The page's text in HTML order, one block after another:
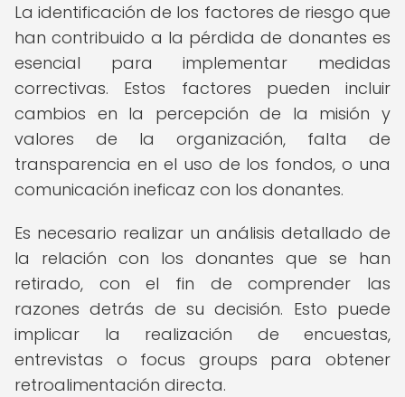
La identificación de los factores de riesgo que
han contribuido a la pérdida de donantes es
esencial para implementar medidas
correctivas. Estos factores pueden incluir
cambios en la percepción de la misión y
valores de la organización, falta de
transparencia en el uso de los fondos, o una
comunicación ineficaz con los donantes.
Es necesario realizar un análisis detallado de
la relación con los donantes que se han
retirado, con el fin de comprender las
razones detrás de su decisión. Esto puede
implicar la realización de encuestas,
entrevistas o focus groups para obtener
retroalimentación directa.